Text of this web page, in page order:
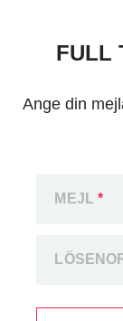
FULL
Ange din
MEJL*